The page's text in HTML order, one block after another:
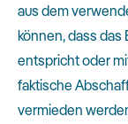
aus dem
können, dass das
entspricht oder
faktische
vermieden